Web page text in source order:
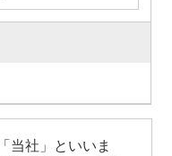
当社」といいま